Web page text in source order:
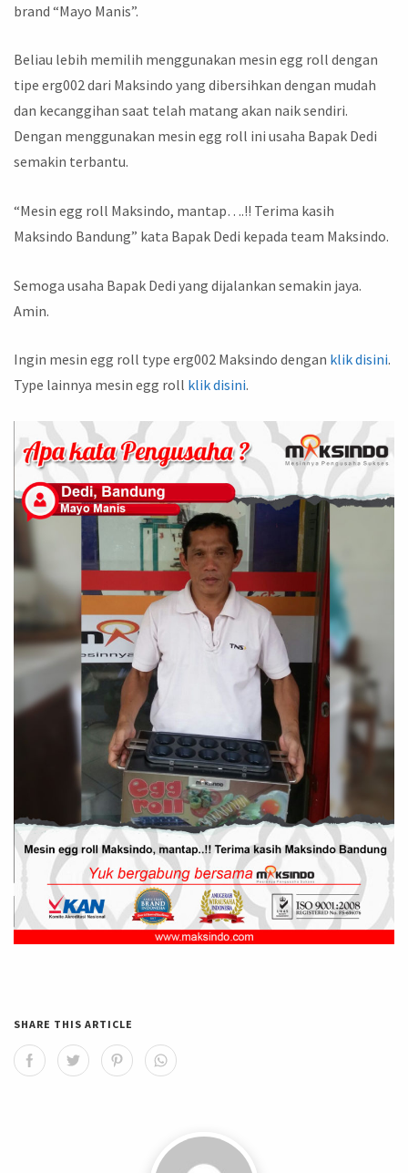
brand “Mayo Manis”.
Beliau lebih memilih menggunakan mesin egg roll dengan
tipe erg002 dari Maksindo yang dibersihkan dengan mudah
dan kecanggihan saat telah matang akan naik sendiri.
Dengan menggunakan mesin egg roll ini usaha Bapak Dedi
semakin terbantu.
“Mesin egg roll Maksindo, mantap….!! Terima kasih
Maksindo Bandung” kata Bapak Dedi kepada team Maksindo.
Semoga usaha Bapak Dedi yang dijalankan semakin jaya.
Amin.
Ingin mesin egg roll type erg002 Maksindo dengan klik disini.
Type lainnya mesin egg roll klik disini.
SHARE THIS ARTICLE